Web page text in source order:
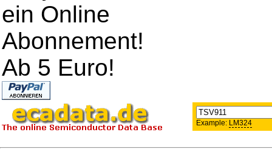
ein Online
Abonnement!
Ab 5 Euro!
Example: LM324